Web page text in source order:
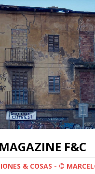
MAGAZINE F&C
& COSAS - ©